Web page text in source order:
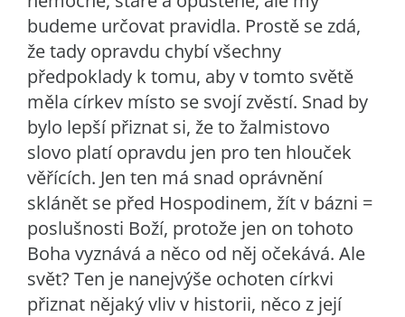
budeme určovat pravidla. Prostě se zdá,
že tady opravdu chybí všechny
předpoklady k tomu, aby v tomto světě
měla církev místo se svojí zvěstí. Snad by
bylo lepší přiznat si, že to žalmistovo
slovo platí opravdu jen pro ten hlouček
věřících. Jen ten má snad oprávnění
sklánět se před Hospodinem, žít v bázni =
poslušnosti Boží, protože jen on tohoto
Boha vyznává a něco od něj očekává. Ale
svět? Ten je nanejvýše ochoten církvi
přiznat nějaký vliv v historii, něco z její